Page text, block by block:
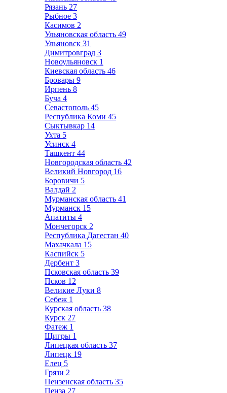
Рязань 27
Рыбное 3
Касимов 2
Ульяновская область 49
Ульяновск 31
Димитровград 3
Новоульяновск 1
Киевская область 46
Бровары 9
Ирпень 8
Буча 4
Севастополь 45
Республика Коми 45
Сыктывкар 14
Ухта 5
Усинск 4
Ташкент 44
Новгородская область 42
Великий Новгород 16
Боровичи 5
Валдай 2
Мурманская область 41
Мурманск 15
Апатиты 4
Мончегорск 2
Республика Дагестан 40
Махачкала 15
Каспийск 5
Дербент 3
Псковская область 39
Псков 12
Великие Луки 8
Себеж 1
Курская область 38
Курск 27
Фатеж 1
Щигры 1
Липецкая область 37
Липецк 19
Елец 5
Грязи 2
Пензенская область 35
Пенза 27